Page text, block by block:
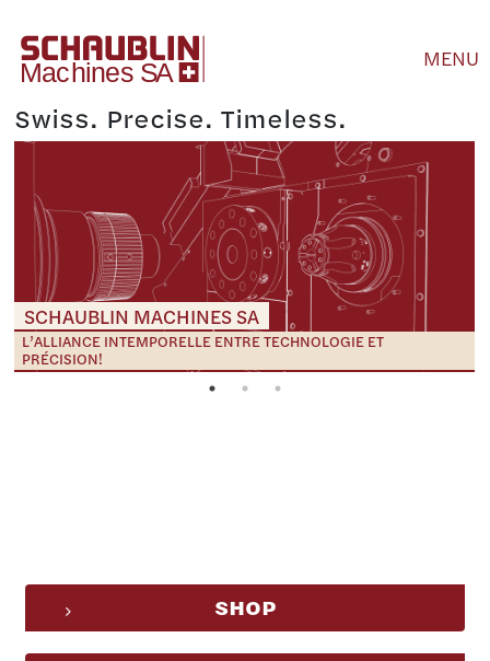
MENU
Swiss. Precise. Timeless.
SCHAUBLIN MACHINES SA
L’ALLIANCE INTEMPORELLE ENTRE TECHNOLOGIE ET
PRÉCISION!
SHOP